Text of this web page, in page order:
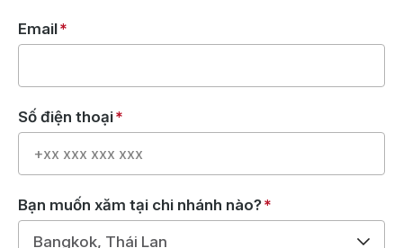
Email*
Số điện thoại*
Bạn muốn xăm tại chi nhánh nào?*